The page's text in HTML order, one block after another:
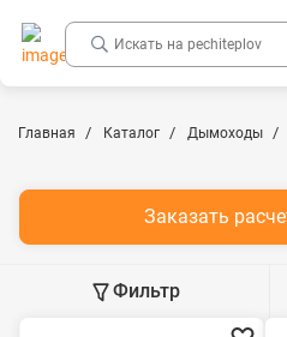
Главная Каталог Дымоходы
Заказать
Фильтр
Хит продаж